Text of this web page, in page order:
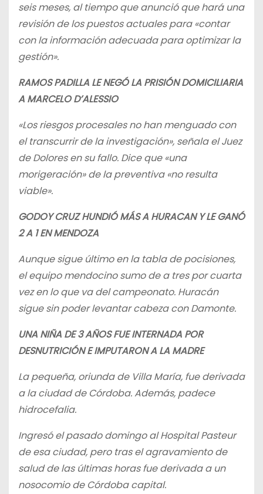
seis meses, al tiempo que anunció que hará una
revisión de los puestos actuales para «contar
con la información adecuada para optimizar la
gestión».
RAMOS PADILLA LE NEGÓ LA PRISIÓN DOMICILIARIA
A MARCELO D’ALESSIO
«Los riesgos procesales no han menguado con
el transcurrir de la investigación», señala el Juez
de Dolores en su fallo. Dice que «una
morigeración» de la preventiva «no resulta
viable».
GODOY CRUZ HUNDIÓ MÁS A HURACAN Y LE GANÓ
2 A 1 EN MENDOZA
Aunque sigue último en la tabla de pocisiones,
el equipo mendocino sumo de a tres por cuarta
vez en lo que va del campeonato. Huracán
sigue sin poder levantar cabeza con Damonte.
UNA NIÑA DE 3 AÑOS FUE INTERNADA POR
DESNUTRICIÓN E IMPUTARON A LA MADRE
La pequeña, oriunda de Villa María, fue derivada
a la ciudad de Córdoba. Además, padece
hidrocefalia.
Ingresó el pasado domingo al Hospital Pasteur
de esa ciudad, pero tras el agravamiento de
salud de las últimas horas fue derivada a un
nosocomio de Córdoba capital.